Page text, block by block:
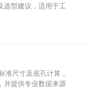
选型建议，适用于工
准尺寸及底孔计算，
并提供专业数据来源